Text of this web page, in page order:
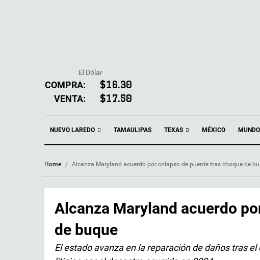
El Dólar
COMPRA: $16.30
VENTA: $17.50
NUEVO LAREDO TAMAULIPAS TEXAS MÉXICO MUNDO
Home / Alcanza Maryland acuerdo por colapso de puente tras choque de
Alcanza Maryland acuerdo
de buque
El estado avanza en la reparación de daños tras